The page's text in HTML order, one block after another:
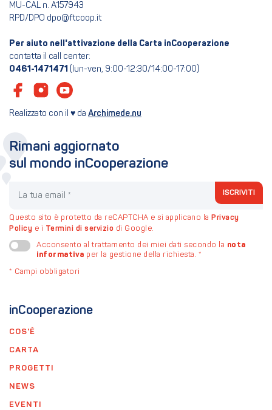
MU-CAL n. A157943
RPD/DPO dpo@ftcoop.it
Per aiuto nell'attivazione della Carta inCooperazione
contatta il call center:
0461-1471471 (lun-ven, 9:00-12:30/14:00-17:00)
Realizzato con il ♥ da Archimede.nu
inCooperazione
COS'È
CARTA
PROGETTI
NEWS
EVENTI
Rimani aggiornato
sul mondo inCooperazione
ISCRIVITI
Questo sito è protetto da reCAPTCHA e si applicano la Privacy
Policy e i Termini di servizio di Google.
Acconsento al trattamento dei miei dati secondo la nota
informativa per la gestione della richiesta. *
* Campi obbligatori